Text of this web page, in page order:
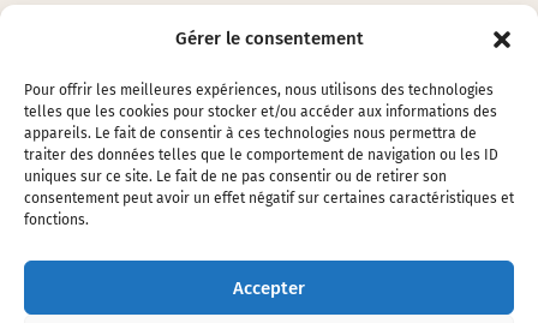
Gérer le consentement
Pour offrir les meilleures expériences, nous utilisons des technologies
telles que les cookies pour stocker et/ou accéder aux informations des
appareils. Le fait de consentir à ces technologies nous permettra de
traiter des données telles que le comportement de navigation ou les ID
uniques sur ce site. Le fait de ne pas consentir ou de retirer son
consentement peut avoir un effet négatif sur certaines caractéristiques et
fonctions.
Accepter
LES ACCESSOIRES
EMBALLAGES
CAFETIERES ET PETITS ACCESSOIRES